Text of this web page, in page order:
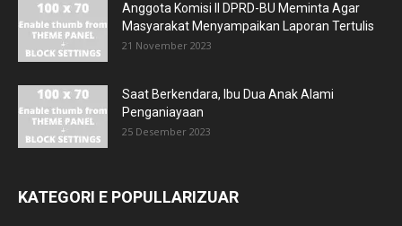
Anggota Komisi II DPRD-BU Meminta Agar
Masyarakat Menyampaikan Laporan Tertulis
21 November 2023
Saat Berkendara, Ibu Dua Anak Alami
Penganiayaan
25 Desember 2023
KATEGORI E POPULLARIZUAR